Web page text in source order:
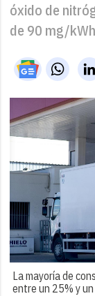
óxido de
de 90 mg/
La mayoría de
entre un 25% y